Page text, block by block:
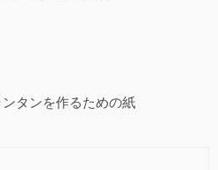
タンを作るための紙